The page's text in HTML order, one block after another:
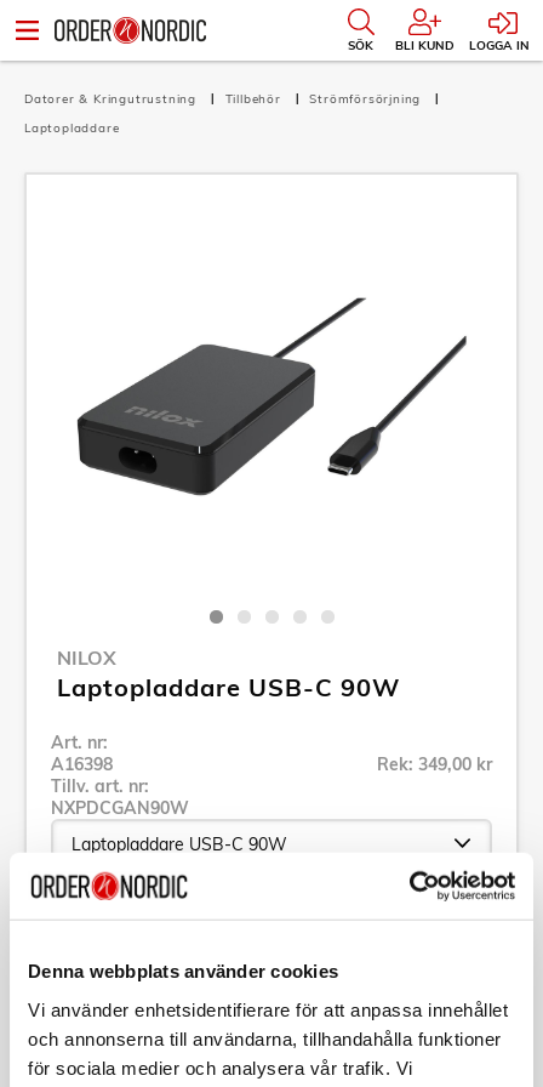
Denna webbplats använder cookies
Vi använder enhetsidentifierare för att anpassa innehållet
och annonserna till användarna, tillhandahålla funktioner
för sociala medier och analysera vår trafik. Vi
SÖK BLI KUND LOGGA IN
Datorer & Kringutrustning Tillbehör
Strömförsörjning
Laptopladdare
NILOX
Laptopladdare USB-C 90W
Art. nr:
A16398
Tillv. art. nr:
NXPDCGAN90W
Rek: 349,00 kr
Se alla produkter inom Nilox
Specifikation
Beskrivning